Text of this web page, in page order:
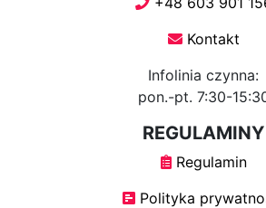
Kontakt
Infolinia czynna:
pon.-pt. 7:30-
REGULAMINY
Regulamin
Polityka